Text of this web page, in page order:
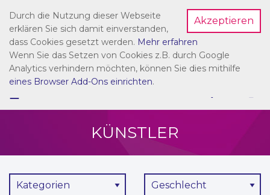
Dein Account
☰
KÜNSTLER
Kategorien Geschlecht
Akzeptieren
Durch die Nutzung dieser Webseite
erklären Sie sich damit einverstanden,
dass Cookies gesetzt werden. Mehr erfahren
Wenn Sie das Setzen von Cookies z.B. durch Google
Analytics verhindern möchten, können Sie dies mithilfe
eines Browser Add-Ons einrichten.